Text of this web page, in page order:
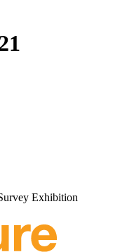
Exhibition